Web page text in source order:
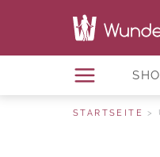
STARTSEITE